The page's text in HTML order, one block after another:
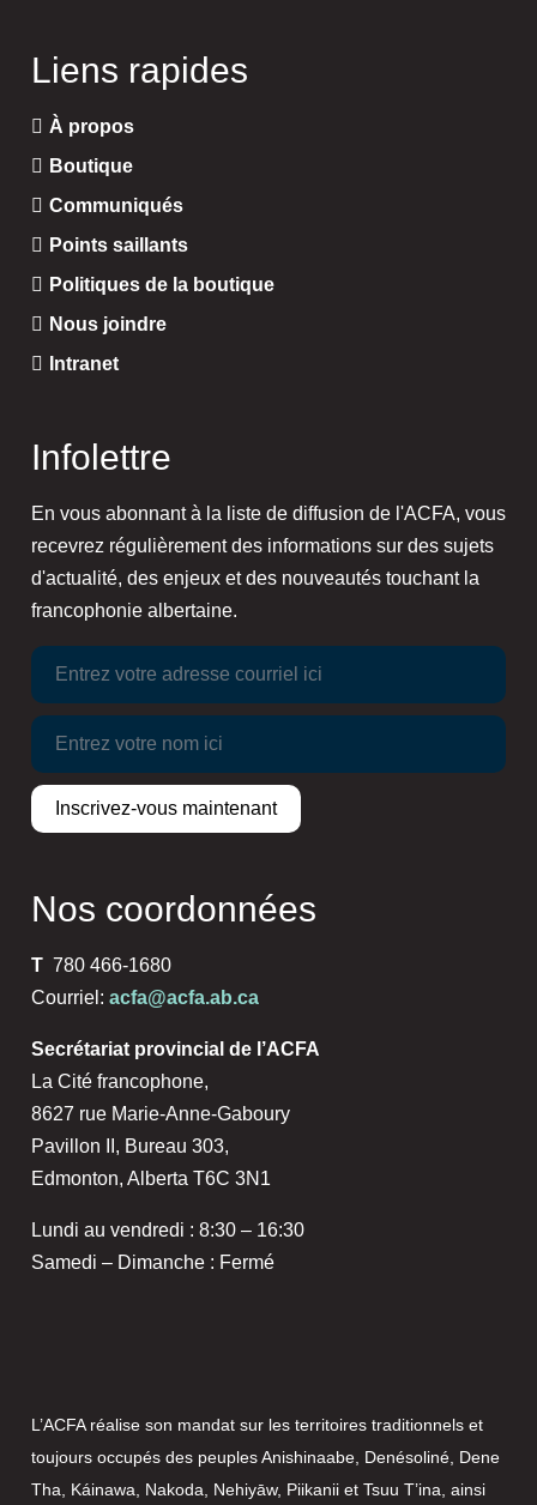
Liens rapides
À propos
Boutique
Communiqués
Points saillants
Politiques de la boutique
Nous joindre
Intranet
Infolettre
En vous abonnant à la liste de diffusion de l'ACFA, vous
recevrez régulièrement des informations sur des sujets
d'actualité, des enjeux et des nouveautés touchant la
francophonie albertaine.
Nos coordonnées
T 780 466-1680
Courriel: acfa@acfa.ab.ca
Secrétariat provincial de l’ACFA
La Cité francophone,
8627 rue Marie-Anne-Gaboury
Pavillon II, Bureau 303,
Edmonton, Alberta T6C 3N1
Lundi au vendredi : 8:30 – 16:30
Samedi – Dimanche : Fermé
L’ACFA réalise son mandat sur les territoires traditionnels et
toujours occupés des peuples Anishinaabe, Denésoliné, Dene
Tha, Káinawa, Nakoda, Nehiyāw, Piikanii et Tsuu T’ina, ainsi